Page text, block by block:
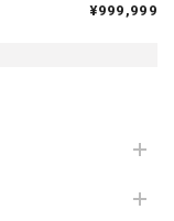
¥999,999